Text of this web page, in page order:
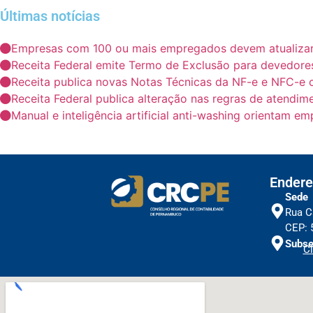
Últimas notícias
Empresas com 100 ou mais empregados devem
Receita Federal emite Termo de Exclusão para
Receita publica novas Notas Técnicas da NF-e e NFC-
Receita Federal publica alteração nas regras de
Manual e inteligência artificial anti-washing orientam
Sede
Rua
CEP: